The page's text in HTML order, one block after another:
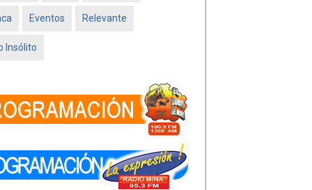
Eventos Relevante
Insólito